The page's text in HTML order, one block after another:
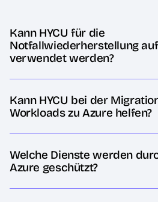
Kann HYCU für die
Notfallwiederherstellung
verwendet werden?
Kann HYCU bei der
Workloads zu Azure helfen?
Welche Dienste werden
Azure geschützt?